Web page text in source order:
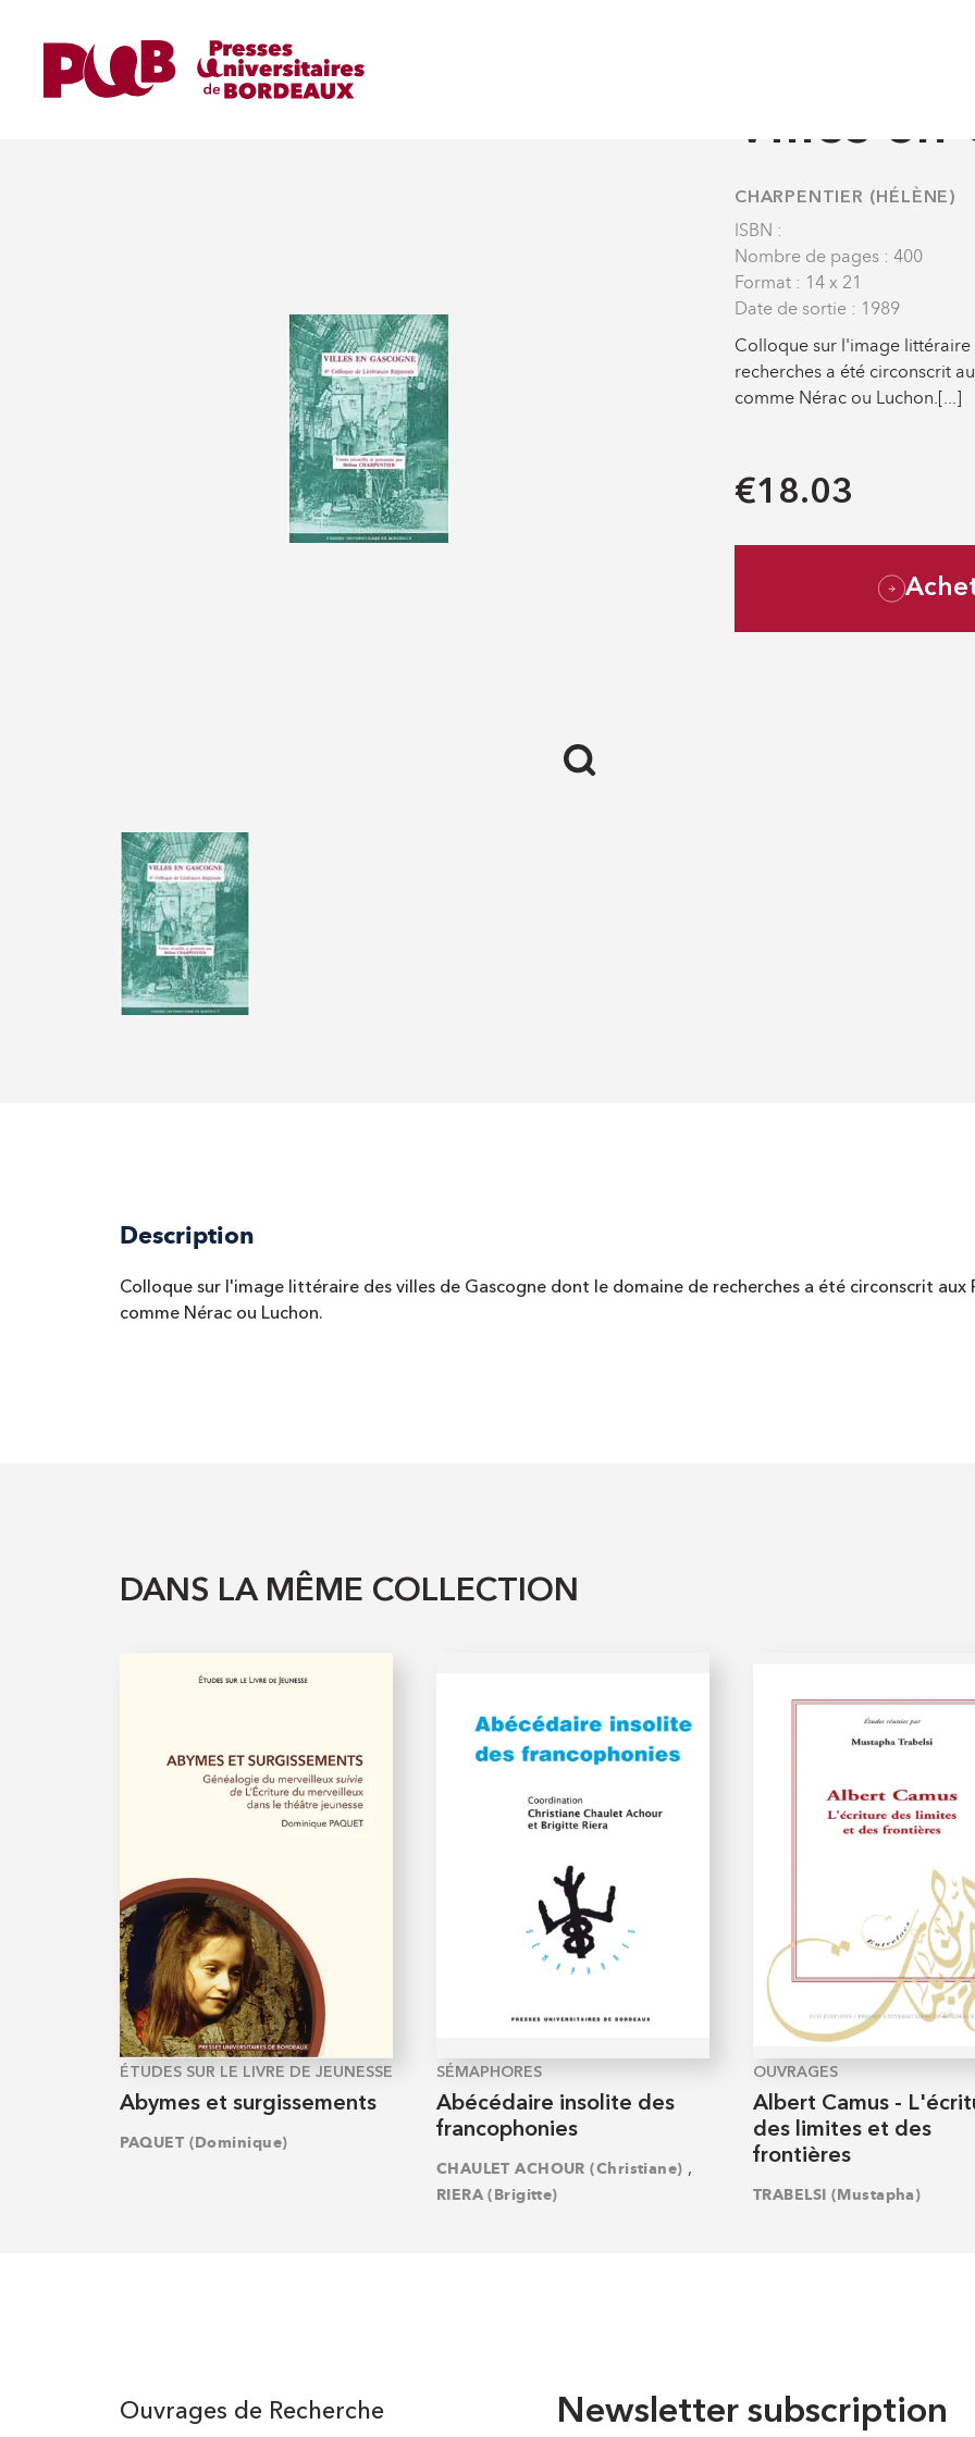
Villes en
CHARPENTIER (HÉLÈNE)
ISBN :
Nombre de pages : 400
Format : 14 x 21
Date de sortie : 1989
Colloque sur l'image
recherches a été circonscrit
comme Nérac ou Luchon.[...]
€18.03
Description
Colloque sur l'image littéraire des villes de Gascogne dont le domaine de recherches a été circonscrit aux
comme Nérac ou Luchon.
DANS LA MÊME COLLECTION
ÉTUDES SUR LE LIVRE DE JEUNESSE
Abymes et surgissements
PAQUET (Dominique)
SÉMAPHORES
Abécédaire insolite des
francophonies
CHAULET ACHOUR (Christiane) ,
RIERA (Brigitte)
OUVRAGES
Albert Camus -
des limites et des
frontières
TRABELSI (Mustapha)
Newsletter subscription
Ouvrages de Recherche